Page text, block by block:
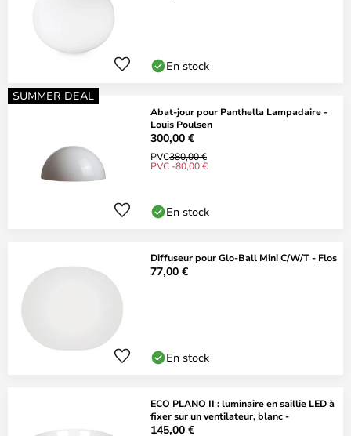
En stock
SUMMER DEAL
Abat-jour pour Panthella Lampadaire -
Louis Poulsen
300,00 €
PVC380,00 €
PVC -80,00 €
En stock
Diffuseur pour Glo-Ball Mini C/W/T - Flos
77,00 €
En stock
ECO PLANO II : luminaire en saillie LED à
fixer sur un ventilateur, blanc -
145,00 €